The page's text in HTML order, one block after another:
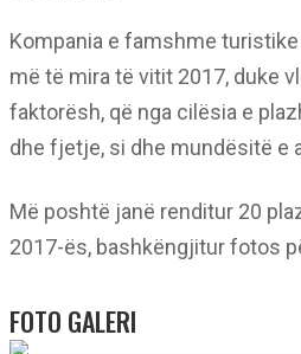
Kompania e famshme
më të mira të vitit 2017, duke
faktorësh, që nga cilësia e
dhe fjetje, si dhe mundësitë e
Më poshtë janë renditur 20
2017-ës, bashkëngjitur fotos
FOTO GALERI